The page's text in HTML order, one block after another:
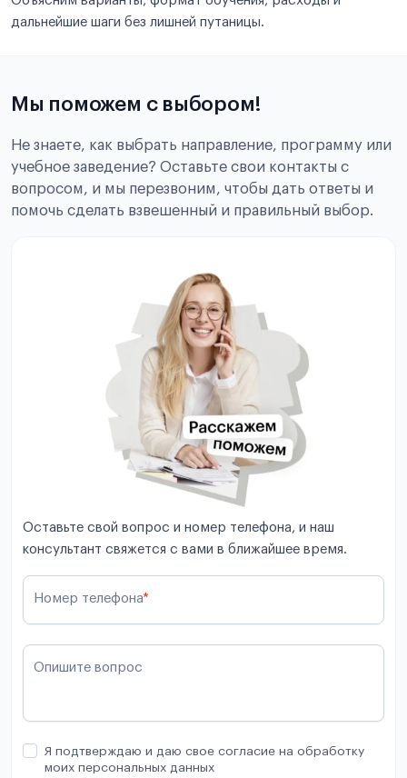
дальнейшие шаги без лишней путаницы.
Мы поможем с выбором!
Не знаете, как выбрать направление, программу или
учебное заведение? Оставьте свои контакты с
вопросом, и мы перезвоним, чтобы дать ответы и
помочь сделать взвешенный и правильный выбор.
Оставьте свой вопрос и номер телефона, и наш
консультант свяжется с вами в ближайшее время.
Номер телефона*
Опишите вопрос
Я подтверждаю и даю свое согласие на обработку
моих персональных данных